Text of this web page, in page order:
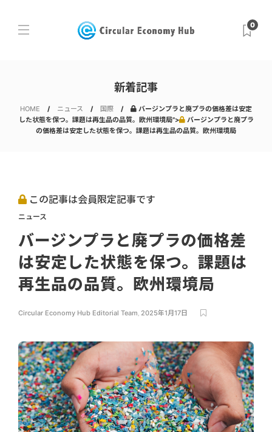
0
新着記事
HOME ニュース 国際
バージンプラと廃プラの価格差は安定
した状態を保つ。課題は再生品の品質。欧州環境局">
バージンプラと廃プラ
の価格差は安定した状態を保つ。課題は再生品の品質。欧州環境局
この記事は会員限定記事です
ニュース
バージンプラと廃プラの価格差
は安定した状態を保つ。課題は
再生品の品質。欧州環境局
Circular Economy Hub Editorial Team, 2025年1月17日